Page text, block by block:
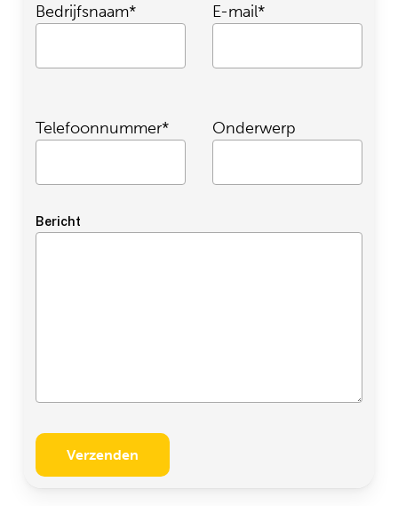
kroketten van Holtkamp?
Dan móet je dit lezen…
Bedrijfsnaam* E-mail*
Telefoonnummer* Onderwerp
Bericht